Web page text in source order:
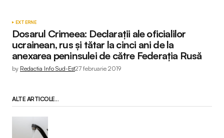
EXTERNE
Dosarul Crimeea: Declarații ale oficialilor
ucrainean, rus și tătar la cinci ani de la
anexarea peninsulei de către Federația Rusă
by Redactia Info Sud-Est27 februarie 2019
ALTE ARTICOLE...